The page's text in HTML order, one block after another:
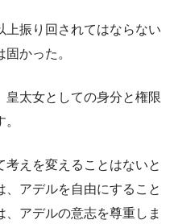
上振り回されてはならない
かった。
皇太女としての身分と権限
えを変えることはないと
アデルを自由にすること
アデルの意志を尊重しま